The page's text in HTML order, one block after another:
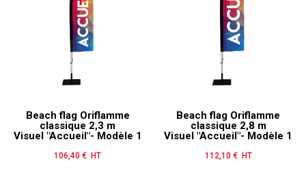
Beach flag Oriflamme
classique 2,3 m
Visuel "Accueil"- Modèle 1
Prix
106,40 € HT
Beach flag Oriflamme
classique 2,8 m
Visuel "Accueil"- Modèle 1
Prix
112,10 € HT